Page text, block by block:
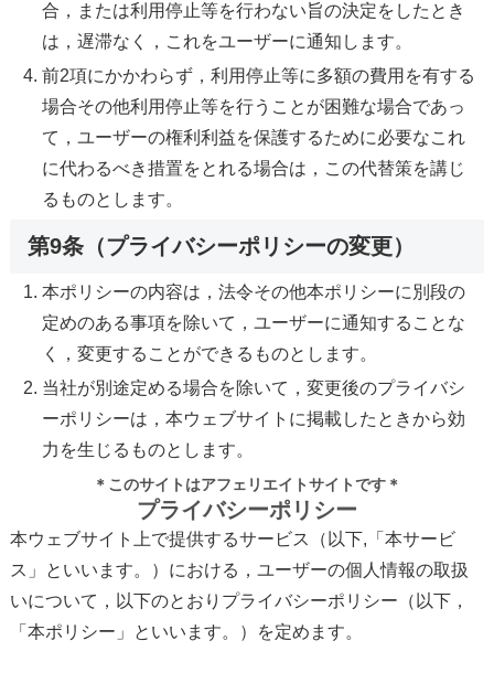
合，または利用停止等を行わない旨の決定をしたとき
は，遅滞なく，これをユーザーに通知します。
前2項にかかわらず，利用停止等に多額の費用を有する
場合その他利用停止等を行うことが困難な場合であっ
て，ユーザーの権利利益を保護するために必要なこれ
に代わるべき措置をとれる場合は，この代替策を講じ
るものとします。
第9条（プライバシーポリシーの変更）
本ポリシーの内容は，法令その他本ポリシーに別段の
定めのある事項を除いて，ユーザーに通知することな
く，変更することができるものとします。
当社が別途定める場合を除いて，変更後のプライバシ
ーポリシーは，本ウェブサイトに掲載したときから効
力を生じるものとします。
＊このサイトはアフェリエイトサイトです＊
プライバシーポリシー
本ウェブサイト上で提供するサービス（以下,「本サービ
ス」といいます。）における，ユーザーの個人情報の取扱
いについて，以下のとおりプライバシーポリシー（以下，
「本ポリシー」といいます。）を定めます。